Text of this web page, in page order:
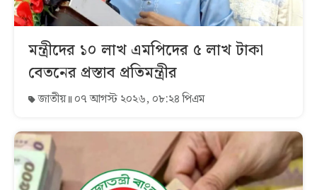
মন্ত্রীদের ১০ লাখ এমপিদের ৫ লাখ টাকা
বেতনের প্রস্তাব প্রতিমন্ত্রীর
জাতীয় ০৭ আগস্ট ২০২৬, ০৮:২৪ পিএম